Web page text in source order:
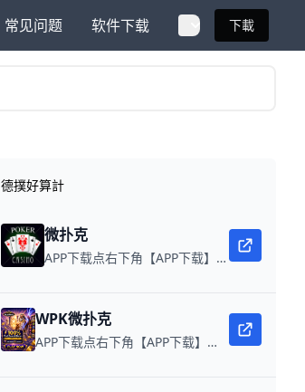
常见问题 软件下载 下載
德撲好算計
微扑克
APP下载点右下角【APP下载】联系客服 每日更新可用链接 微扑克 WPK真人在线约局，领WPK钻石。
WPK微扑克
APP下载点右下角【APP下载】联系客服 每日更新可用链接 微扑克 WPK真人在线约局，wepoker德州约局，加微信客服上下分，领WPK钻石。